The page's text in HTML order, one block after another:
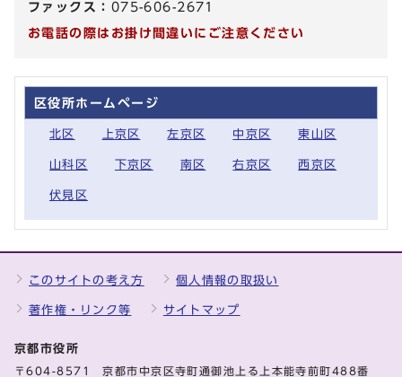
ファックス： 075-606-2671
お電話の際はお掛け間違いにご注意ください
区役所ホームページ
北区 上京区 左京区 中京区 東山区
山科区 下京区 南区 右京区 西京区
伏見区
このサイトの考え方 個人情報の取扱い
著作権・リンク等 サイトマップ
京都市役所
〒604-8571 京都市中京区寺町通御池上る上本能寺前町488番